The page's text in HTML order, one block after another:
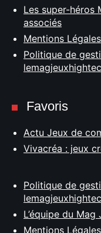
Les super-héros
associés
Mentions Légales
Politique de
Favoris
Actu Jeux de
Vivacréa : jeux
Politique de
L’équipe du
Mentions Légales